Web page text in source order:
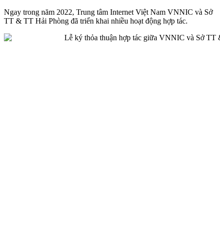
Ngay trong năm 2022, Trung tâm Internet Việt Nam VNNIC và Sở
TT & TT Hải Phòng đã triển khai nhiều hoạt động hợp tác.